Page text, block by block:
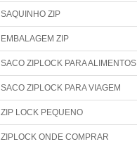
SAQUINHO ZIP
EMBALAGEM ZIP
SACO ZIPLOCK PARA ALIMENTOS
SACO ZIPLOCK PARA VIAGEM
ZIP LOCK PEQUENO
ZIPLOCK ONDE COMPRAR